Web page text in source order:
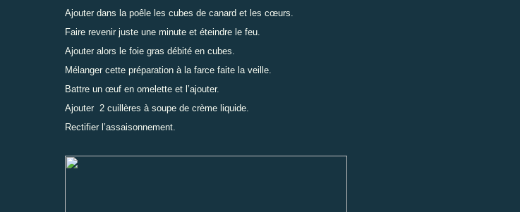
Ajouter dans la poêle les cubes de canard et les cœurs.
Faire revenir juste une minute et éteindre le feu.
Ajouter alors le foie gras débité en cubes.
Mélanger cette préparation à la farce faite la veille.
Battre un œuf en omelette et l’ajouter.
Ajouter 2 cuillères à soupe de crème liquide.
Rectifier l’assaisonnement.